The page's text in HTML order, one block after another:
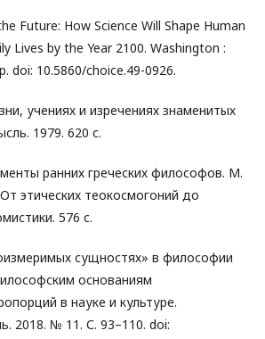
Future: How Science Will Shape Human
Lives by the Year 2100. Washington :
doi: 10.5860/choice.49-0926.
учениях и изречениях знаменитых
1979. 620 с.
ранних греческих философов. М.
этических теокосмогоний до
576 с.
сущностях» в философии
основаниям
в науке и культуре.
2018. № 11. С. 93–110. doi: